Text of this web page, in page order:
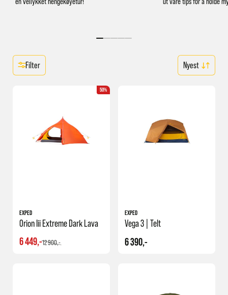
Filter
50%
EXPED
Orion Iii Extreme Dark Lava
12 900,-
6 449,-
EXPED
Vega 3 | Telt
6 390,-